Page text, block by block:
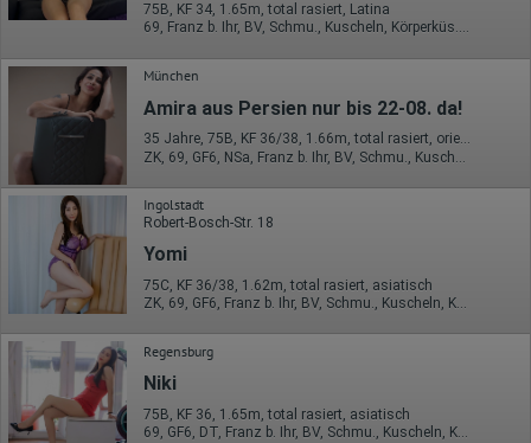
75B, KF 34, 1.65m, total rasiert, Latina
69, Franz b. Ihr, BV, Schmu., Kuscheln, Körperküs., EL, Mast.
München
Amira aus Persien nur bis 22-08. da!
35 Jahre, 75B, KF 36/38, 1.66m, total rasiert, orientalisch
Ingolstadt
Robert-Bosch-Str. 18
Yomi
75C, KF 36/38, 1.62m, total rasiert, asiatisch
ZK, 69, GF6, Franz b. Ihr, BV, Schmu., Kuscheln, Körperküs.
Regensburg
Niki
75B, KF 36, 1.65m, total rasiert, asiatisch
69, GF6, DT, Franz b. Ihr, BV, Schmu., Kuscheln, Körperküs.